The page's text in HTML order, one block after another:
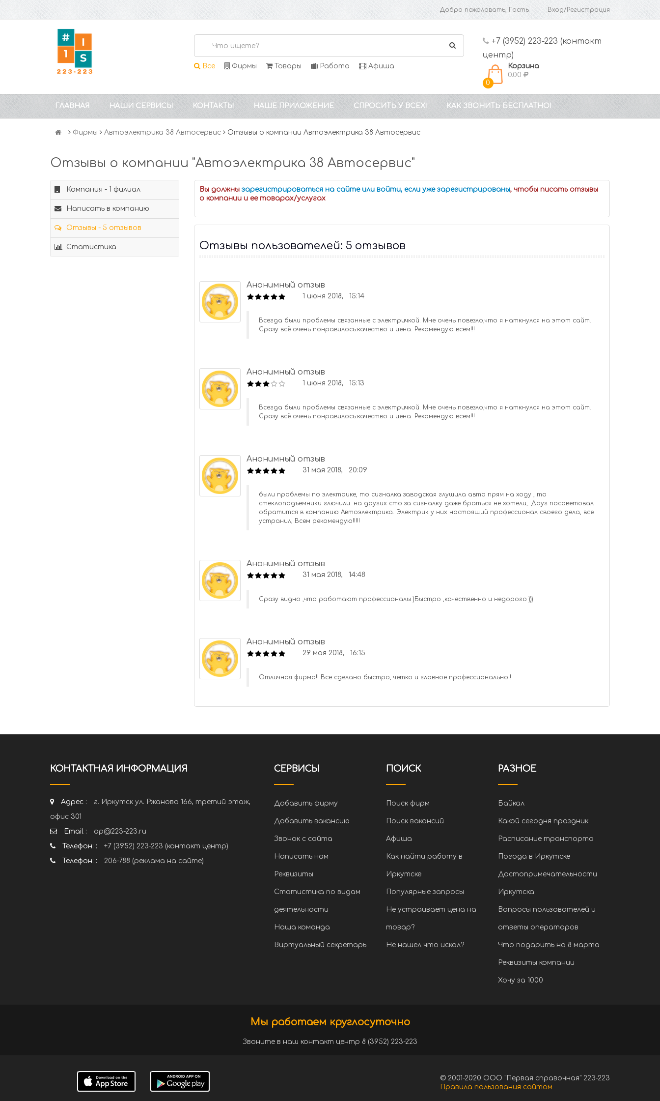
Добро пожаловать, Гость Вход/Регистрация
Все Фирмы Товары Работа Афиша
+7 (3952) 223-223 (контакт
центр)
0
Корзина
0.00
ГЛАВНАЯ НАШИ СЕРВИСЫ КОНТАКТЫ НАШЕ ПРИЛОЖЕНИЕ СПРОСИТЬ У ВСЕХ! КАК ЗВОНИТЬ БЕСПЛАТНО!
Фирмы Автоэлектрика 38 Автосервис Отзывы о компании Автоэлектрика 38 Автосервис
Отзывы о компании "Автоэлектрика 38 Автосервис"
Компания - 1 филиал
Написать в компанию
Отзывы - 5 отзывов
Статистика
Вы должны зарегистрироваться на сайте или войти, если уже зарегистрированы, чтобы писать отзывы
о компании и ее товарах/услугах
Отзывы пользователей: 5 отзывов
Анонимный отзыв
1 июня 2018, 15:14
Всегда были проблемы связанные с электричкой. Мне очень повезло,что я наткнулся на этот сайт.
Сразу всё очень понравилось:качество и цена. Рекомендую всем!!!
Анонимный отзыв
1 июня 2018, 15:13
Всегда были проблемы связанные с электричкой. Мне очень повезло,что я наткнулся на этот сайт.
Сразу всё очень понравилось:качество и цена. Рекомендую всем!!!
Анонимный отзыв
31 мая 2018, 20:09
были проблемы по электрике, то сигналка заводская глушила авто прям на ходу , то
стеклоподъемники глючили. на других сто за сигналку даже браться не хотели,. Друг посоветовал
обратится в компанию Автоэлектрика. Электрик у них настоящий профессионал своего дела, все
устранил, Всем рекомендую!!!!!
Анонимный отзыв
31 мая 2018, 14:48
Сразу видно ,что работают профессионалы )Быстро ,качественно и недорого )))
Анонимный отзыв
29 мая 2018, 16:15
Отличная фирма!! Все сделано быстро, четко и главное профессионально!!
КОНТАКТНАЯ ИНФОРМАЦИЯ
Адрес :
г. Иркутск ул. Ржанова 166, третий этаж,
офис 301
Email :
ap@223-223.ru
Телефон: :
+7 (3952) 223-223 (контакт центр)
Телефон: :
206-788 (реклама на сайте)
СЕРВИСЫ
Добавить фирму
Добавить вакансию
Звонок с сайта
Написать нам
Реквизиты
Статистика по видам
деятельности
Наша команда
Виртуальный секретарь
ПОИСК
Поиск фирм
Поиск вакансий
Афиша
Как найти работу в
Иркутске
Популярные запросы
Не устраивает цена на
товар?
Не нашел что искал?
РАЗНОЕ
Байкал
Какой сегодня праздник
Расписание транспорта
Погода в Иркутске
Достопримечательности
Иркутска
Вопросы пользователей и
ответы операторов
Что подарить на 8 марта
Реквизиты компании
Хочу за 1000
Мы работаем круглосуточно
Звоните в наш контакт центр 8 (3952) 223-223
© 2001-2020 ООО "Первая справочная" 223-223
Правила пользования сайтом